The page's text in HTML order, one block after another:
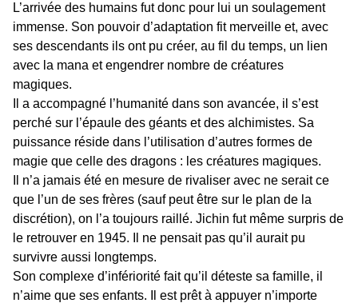
L’arrivée des humains fut donc pour lui un soulagement
immense. Son pouvoir d’adaptation fit merveille et, avec
ses descendants ils ont pu créer, au fil du temps, un lien
avec la mana et engendrer nombre de créatures
magiques.
Il a accompagné l’humanité dans son avancée, il s’est
perché sur l’épaule des géants et des alchimistes. Sa
puissance réside dans l’utilisation d’autres formes de
magie que celle des dragons : les créatures magiques.
Il n’a jamais été en mesure de rivaliser avec ne serait ce
que l’un de ses frères (sauf peut être sur le plan de la
discrétion), on l’a toujours raillé. Jichin fut même surpris de
le retrouver en 1945. Il ne pensait pas qu’il aurait pu
survivre aussi longtemps.
Son complexe d’infériorité fait qu’il déteste sa famille, il
n’aime que ses enfants. Il est prêt à appuyer n’importe